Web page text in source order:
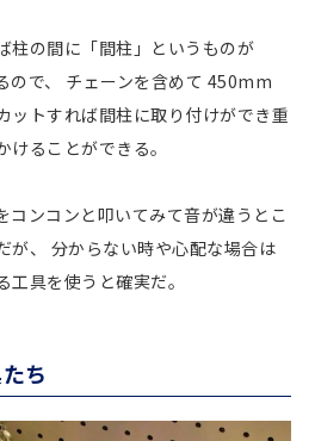
柱の間に「間柱」というものが
ので、 チェーンを含めて 450mm
ットすれば間柱に取り付けができ重
ることができる。
コンコンと叩いてみて音が違うとこ
が、 分からない時や心配な場合は
具を使うと確実だ。
ち